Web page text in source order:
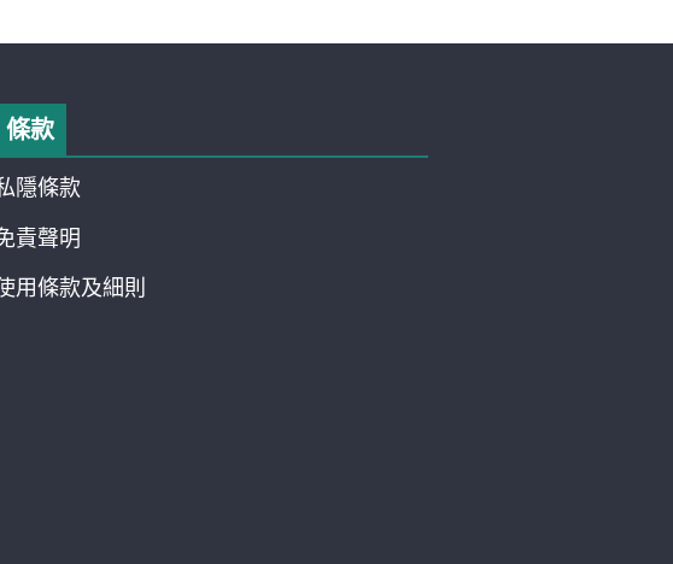
條款
隱條款
責聲明
用條款及細則